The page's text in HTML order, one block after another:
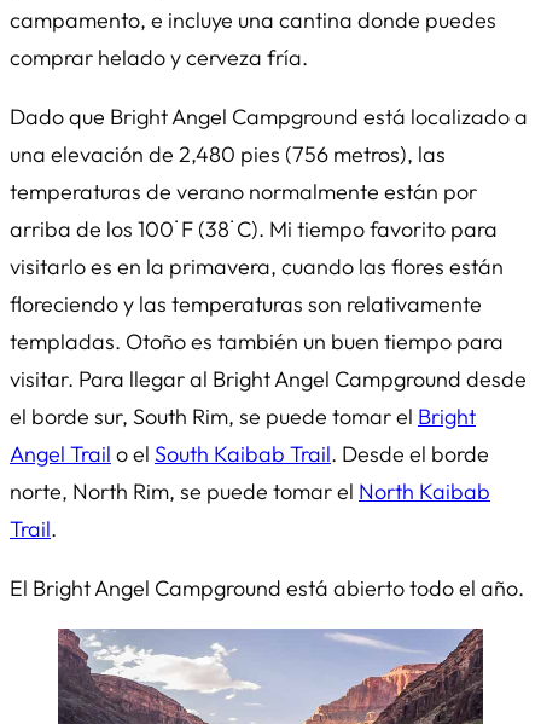
campamento, e incluye una cantina donde puedes
comprar helado y cerveza fría.
Dado que Bright Angel Campground está localizado a
una elevación de 2,480 pies (756 metros), las
temperaturas de verano normalmente están por
arriba de los 100˙F (38˙C). Mi tiempo favorito para
visitarlo es en la primavera, cuando las flores están
floreciendo y las temperaturas son relativamente
templadas. Otoño es también un buen tiempo para
visitar. Para llegar al Bright Angel Campground desde
el borde sur, South Rim, se puede tomar el Bright
Angel Trail o el South Kaibab Trail. Desde el borde
norte, North Rim, se puede tomar el North Kaibab
Trail.
El Bright Angel Campground está abierto todo el año.